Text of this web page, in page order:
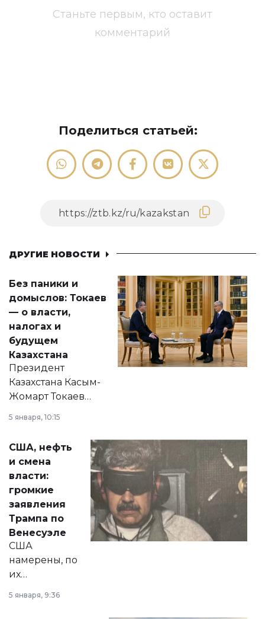
Станьте первым, кто оставит
комментарий
Поделиться статьей:
ДРУГИЕ НОВОСТИ
Без паники и
домыслов: Токаев
— о власти,
налогах и
будущем
Казахстана
Президент
Казахстана Касым-
Жомарт Токаев
сразу несколько
актуальных тем —
от слухов о
политических
реформах до
вопросов армии,
экономики и
личного здоровья.
5 января, 10:15
США, нефть
и смена
власти:
громкие
заявления
Трампа по
Венесуэле
США
намерены, по
их
принести
5 января, 9:36